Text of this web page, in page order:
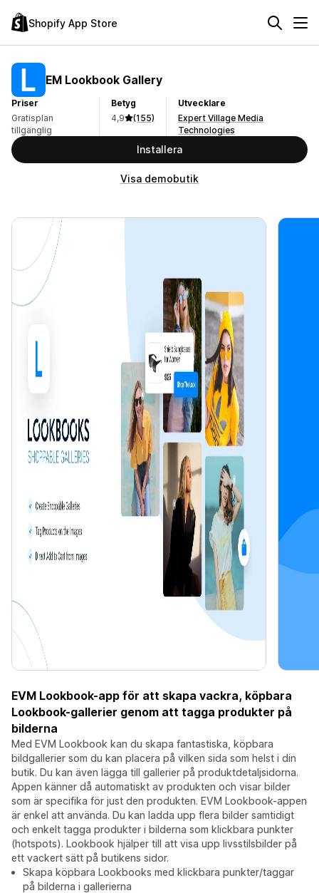
Shopify App Store
EM Lookbook Gallery
Priser
Gratisplan
tillgänglig
Betyg
4,9
(155)
Utvecklare
Expert Village Media
Technologies
Installera
Visa demobutik
EVM Lookbook-app för att skapa vackra, köpbara
Lookbook-gallerier genom att tagga produkter på
bilderna
Med EVM Lookbook kan du skapa fantastiska, köpbara
bildgallerier som du kan placera på vilken sida som helst i din
butik. Du kan även lägga till gallerier på produktdetaljsidorna.
Appen känner då automatiskt av produkten och visar bilder
som är specifika för just den produkten. EVM Lookbook-appen
är enkel att använda. Du kan ladda upp flera bilder samtidigt
och enkelt tagga produkter i bilderna som klickbara punkter
(hotspots). Lookbook hjälper till att visa upp livsstilsbilder på
ett vackert sätt på butikens sidor.
Skapa köpbara Lookbooks med klickbara punkter/taggar
på bilderna i gallerierna